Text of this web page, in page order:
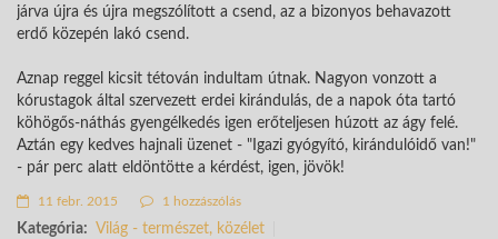
járva újra és újra megszólított a csend, az a bizonyos behavazott
erdő közepén lakó csend.
Aznap reggel kicsit tétován indultam útnak. Nagyon vonzott a
kórustagok által szervezett erdei kirándulás, de a napok óta tartó
köhögős-náthás gyengélkedés igen erőteljesen húzott az ágy felé.
Aztán egy kedves hajnali üzenet - "Igazi gyógyító, kirándulóidő van!"
- pár perc alatt eldöntötte a kérdést, igen, jövök!
11 febr. 2015 1 hozzászólás
Kategória: Világ - természet, közélet